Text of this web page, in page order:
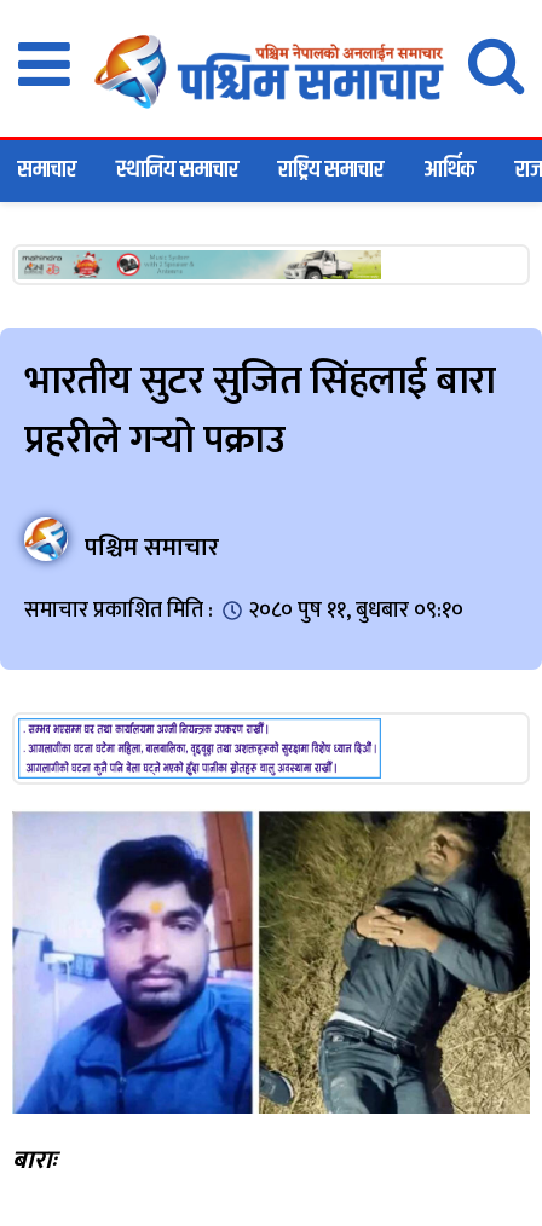
समाचार स्थानिय समाचार राष्ट्रिय समाचार आर्थिक
भारतीय सुटर सुजित सिंहलाई बारा
प्रहरीले गर्‍यो पक्राउ
पश्चिम समाचार
समाचार प्रकाशित मिति : २०८० पुष ११, बुधबार ०९:१०
बाराः